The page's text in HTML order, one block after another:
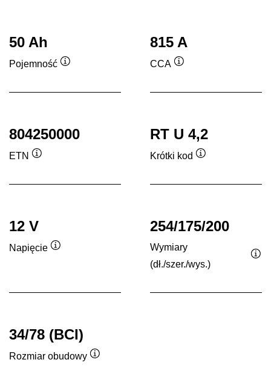
50 Ah
Pojemność
815 A
CCA
804250000
ETN
RT U 4,2
Krótki kod
12 V
Napięcie
254/175/200
Wymiary
(dł./szer./wys.)
34/78 (BCI)
Rozmiar obudowy